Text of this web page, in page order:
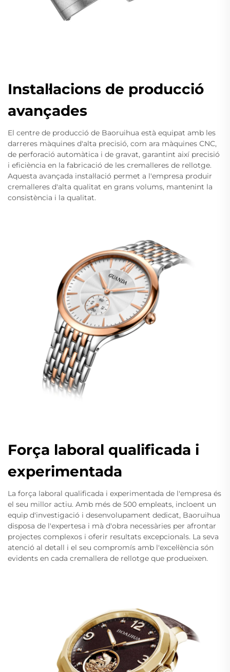
Instal·lacions de producció
avançades
El centre de producció de Baoruihua està equipat amb les
darreres màquines d'alta precisió, com ara màquines CNC,
de perforació automàtica i de gravat, garantint així precisió
i eficiència en la fabricació de les cremalleres de rellotge.
Aquesta avançada instal·lació permet a l'empresa produir
cremalleres d'alta qualitat en grans volums, mantenint la
consistència i la qualitat.
Força laboral qualificada i
experimentada
La força laboral qualificada i experimentada de l'empresa és
el seu millor actiu. Amb més de 500 empleats, incloent un
equip d'investigació i desenvolupament dedicat, Baoruihua
disposa de l'expertesa i mà d'obra necessàries per afrontar
projectes complexos i oferir resultats excepcionals. La seva
atenció al detall i el seu compromís amb l'excel·lència són
evidents en cada cremallera de rellotge que produeixen.